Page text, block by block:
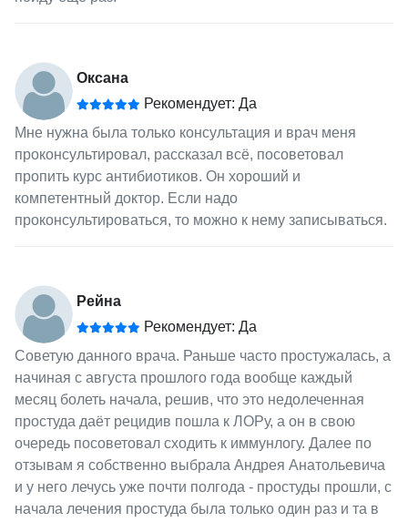
Оксана
Рекомендует: Да
Мне нужна была только консультация и врач меня
проконсультировал, рассказал всё, посоветовал
пропить курс антибиотиков. Он хороший и
компетентный доктор. Если надо
проконсультироваться, то можно к нему записываться.
Рейна
Рекомендует: Да
Советую данного врача. Раньше часто простужалась, а
начиная с августа прошлого года вообще каждый
месяц болеть начала, решив, что это недолеченная
простуда даёт рецидив пошла к ЛОРу, а он в свою
очередь посоветовал сходить к иммунлогу. Далее по
отзывам я собственно выбрала Андрея Анатольевича
и у него лечусь уже почти полгода - простуды прошли, с
начала лечения простуда была только один раз и та в